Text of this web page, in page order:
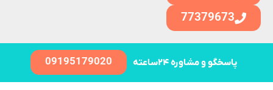
77379673
پاسخگو و مشاوره ۲۴ساعته 09195179020